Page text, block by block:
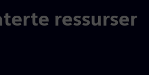
ressurser